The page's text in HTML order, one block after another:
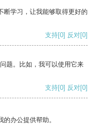
断学习，让我能够取得更好的
支持[0] 反对[0]
题。比如，我可以使用它来
支持[0] 反对[0]
办公提供帮助。